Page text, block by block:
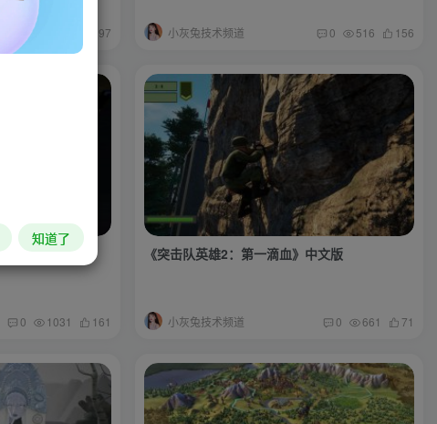
0 97 小灰兔技术频道 0 516 156
0 1031 161
《突击队英雄2：第一滴血》中文版
小灰兔技术频道 0 661 71
知道了